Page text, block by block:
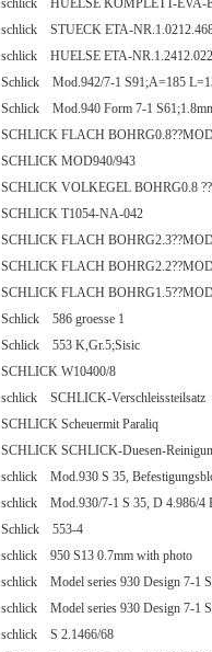
schlick HUELSE KOMPLETT-EVA-
schlick STUECK ETA-
schlick HUELSE ETA-
Schlick Mod.942/7-1 S91;A=185
Schlick Mod.940 Form 7-1
SCHLICK FLACH
SCHLICK MOD940/943
SCHLICK VOLKEGEL BOHRG0.8
SCHLICK T1054-NA-042
SCHLICK FLACH
SCHLICK FLACH
SCHLICK FLACH
Schlick 586 groesse 1
Schlick 553 K,Gr.5;Sisic
SCHLICK W10400/8
schlick SCHLICK-Verschleissteilsatz
SCHLICK Scheuermit Paraliq
SCHLICK SCHLICK-Duesen-
schlick Mod.930 S 35,
schlick Mod.930/7-1 S 35, D 4.986/4
Schlick 553-4
schlick 950 S13 0.7mm with photo
schlick Model series 930 Design 7-1
schlick Model series 930 Design 7-1
schlick S 2.1466/68